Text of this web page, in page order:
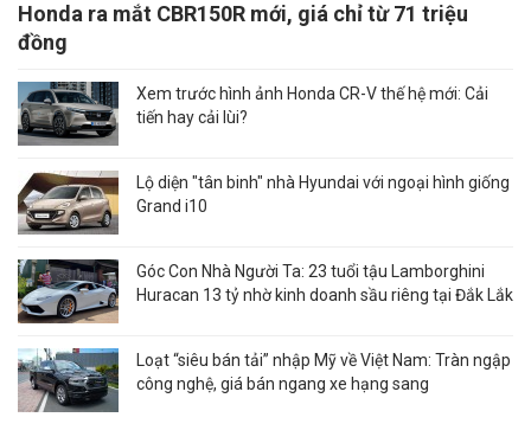
Honda ra mắt CBR150R mới, giá chỉ từ 71 triệu
đồng
Xem trước hình ảnh Honda CR-V thế hệ mới: Cải
tiến hay cải lùi?
Lộ diện "tân binh" nhà Hyundai với ngoại hình giống
Grand i10
Góc Con Nhà Người Ta: 23 tuổi tậu Lamborghini
Huracan 13 tỷ nhờ kinh doanh sầu riêng tại Đắk Lắk
Loạt “siêu bán tải” nhập Mỹ về Việt Nam: Tràn ngập
công nghệ, giá bán ngang xe hạng sang